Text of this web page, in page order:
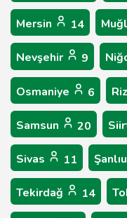
Mersin 14
Nevşehir 9
Osmaniye 6
Samsun 20
Sivas 11
Tekirdağ 14